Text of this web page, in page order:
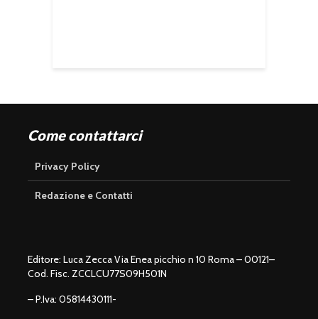
Come contattarci
Privacy Policy
Redazione e Contatti
Editore: Luca Zecca Via Enea picchio n 10 Roma – 00121–
Cod. Fisc. ZCCLCU77S09H501N
– P.Iva: 05814430111-